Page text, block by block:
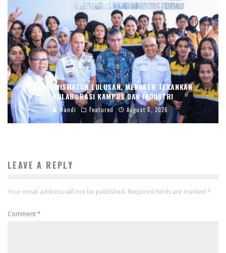
ATASI MISMATCH LULUSAN, MENAKER TEKANKAN
KOLABORASI KAMPUS DAN INDUSTRI
Handi Featured August 6, 2026
LEAVE A REPLY
Your email address will not be published. Required fields are marked *
Comment*